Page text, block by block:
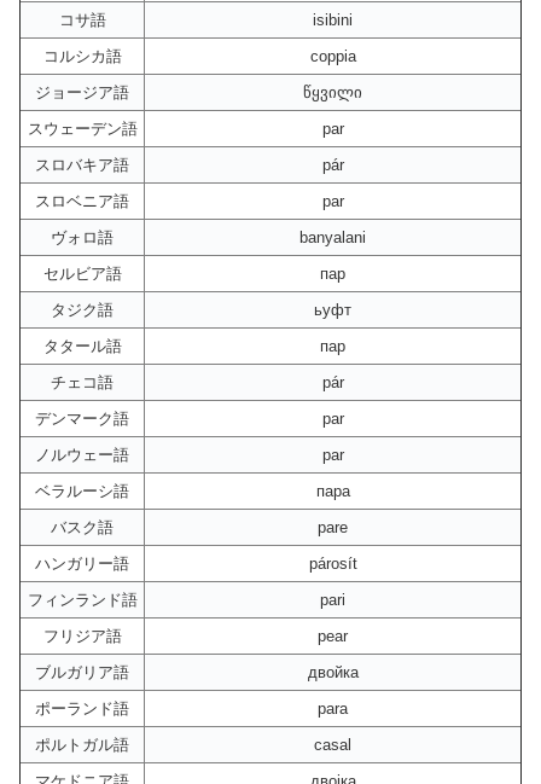
コサ語
isibini
コルシカ語
coppia
ジョージア語
წყვილი
スウェーデン語
par
スロバキア語
pár
スロベニア語
par
ヴォロ語
banyalani
セルビア語
пар
タジク語
ьуфт
タタール語
пар
チェコ語
pár
デンマーク語
par
ノルウェー語
par
ベラルーシ語
пара
バスク語
pare
ハンガリー語
párosít
フィンランド語
pari
フリジア語
pear
ブルガリア語
двойка
ポーランド語
para
ポルトガル語
casal